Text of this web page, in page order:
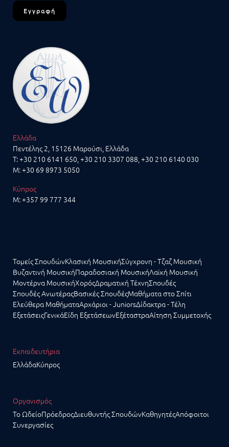
Εγγραφή
Ελλάδα
Πεντέλης 2, 15126 Μαρούσι, Ελλάδα
T:+30 210 6141 650 +30 210 3307 088 +30 210 6140 030
M:+30 69 8973 5050
Κύπρος
M:+357 99 777 344
Τομείς ΣπουδώνΚλασική ΜουσικήΣύγχρονη - Τζαζ Μουσική
Βυζαντινή ΜουσικήΠαραδοσιακή ΜουσικήΛαϊκή Μουσική
Μοντέρνα ΜουσικήΧορόςΔραματική ΤέχνηΣπουδές
Σπουδές ΑνωτέραςΒασικές ΣπουδέςΜαθήματα στο Σπίτι
Ελεύθερα ΜαθήματαΑρχάριοι - JuniorsΔίδακτρα - Τέλη
ΕξετάσειςΓενικάΕίδη ΕξετάσεωνΕξέταστραΑίτηση Συμμετοχής
Εκπαιδευτήρια
ΕλλάδαΚύπρος
Οργανισμός
Το ΩδείοΠρόεδροςΔιευθυντής ΣπουδώνΚαθηγητέςΑπόφοιτοι
Συνεργασίες